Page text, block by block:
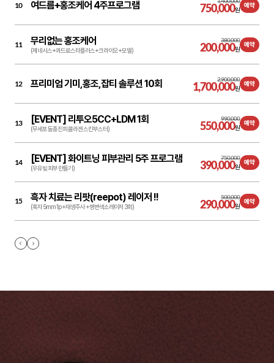
10 여드름+홍조케어 4주프로그램 750,000원
예약
11 무리없는 홍조케어
(제네시스+콰드로스타플러스+크라이오+모델)
380,000
200,000원
예약
12 프리미엄 기미,홍조,잡티 솔루션 10회 2,900,000
1,700,000원
예약
13 [EVENT] 리투오5CC+LDM 1회
(무세포 동종진피 콜라겐 스킨부스터)
990,000
550,000원
예약
14 [EVENT] 화이트닝 피부관리 5주 프로그램
(우유빛 피부 만들기)
750,000
390,000원
예약
15 흑자 치료는 리팟(reepot) 레이저 !!
(흑자 5mm 1p +재생주사 +병변색소레이저 3회)
500,000
290,000원
예약